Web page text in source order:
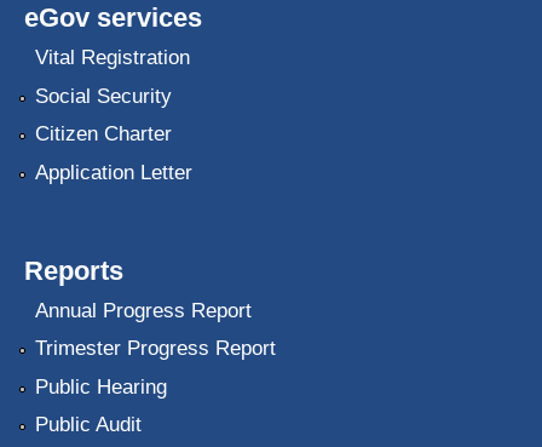
eGov services
Vital Registration
Social Security
Citizen Charter
Application Letter
Reports
Annual Progress Report
Trimester Progress Report
Public Hearing
Public Audit